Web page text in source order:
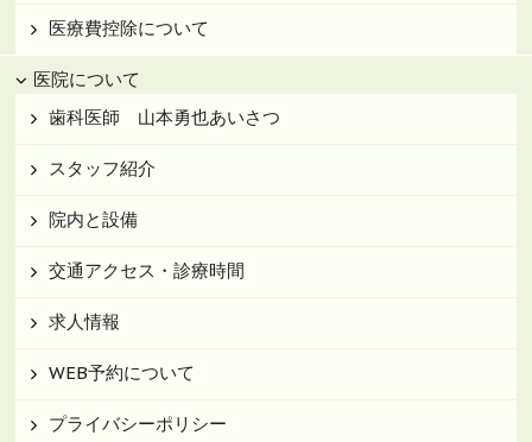
医療費控除について
医院について
歯科医師 山本勇也あいさつ
スタッフ紹介
院内と設備
交通アクセス・診療時間
求人情報
WEB予約について
プライバシーポリシー